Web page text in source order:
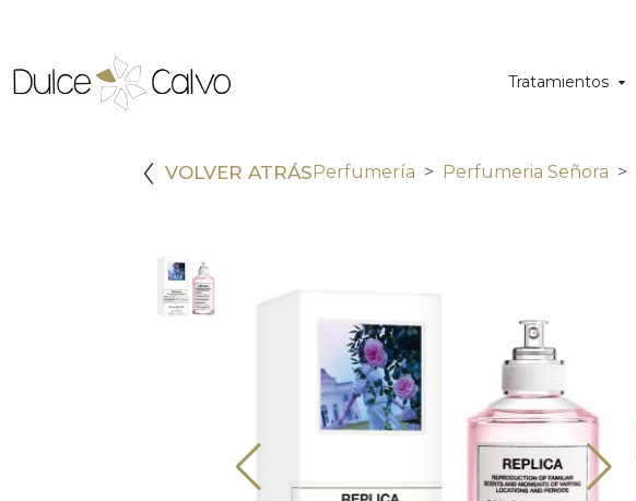
Tratamientos
VOLVER ATRÁSPerfumería Perfumeria Señora